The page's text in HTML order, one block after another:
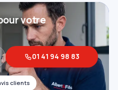
clients
votre
01 41 94 98 83